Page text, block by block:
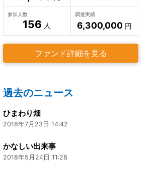
参加人数
156 人
調達実績
6,300,000円
ファンド詳細を見る
過去のニュース
ひまわり畑
2018年7月23日 14:42
かなしい出来事
2018年5月24日 11:28